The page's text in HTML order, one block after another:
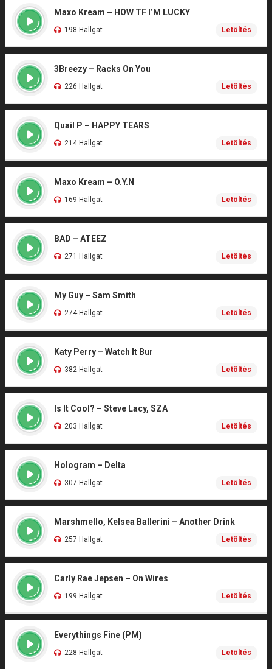
Maxo Kream – HOW TF I’M LUCKY
198 Hallgat Letöltés
3Breezy – Racks On You
226 Hallgat Letöltés
Quail P – HAPPY TEARS
214 Hallgat Letöltés
Maxo Kream – O.Y.N
169 Hallgat Letöltés
BAD – ATEEZ
271 Hallgat Letöltés
My Guy – Sam Smith
274 Hallgat Letöltés
Katy Perry – Watch It Bur
382 Hallgat Letöltés
Is It Cool? – Steve Lacy, SZA
203 Hallgat Letöltés
Hologram – Delta
307 Hallgat Letöltés
Marshmello, Kelsea Ballerini – Another Drink
257 Hallgat Letöltés
Carly Rae Jepsen – On Wires
199 Hallgat Letöltés
Everythings Fine (PM)
228 Hallgat Letöltés